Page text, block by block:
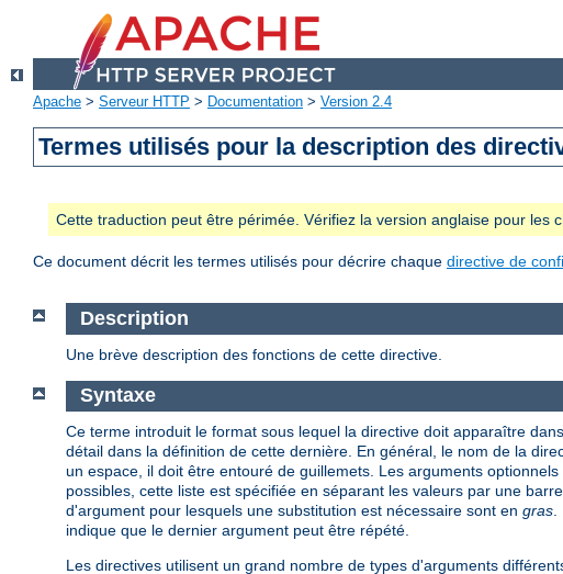
Apache > Serveur HTTP > Documentation > Version 2.4
Termes utilisés pour la description des
Cette traduction peut être périmée. Vérifiez la version anglaise pour les
Ce document décrit les termes utilisés pour décrire chaque directive de
Description
Une brève description des fonctions de cette directive.
Syntaxe
Ce terme introduit le format sous lequel la directive doit apparaître
détail dans la définition de cette dernière. En général, le nom de la
un espace, il doit être entouré de guillemets. Les arguments
possibles, cette liste est spécifiée en séparant les valeurs par une
d'argument pour lesquels une substitution est nécessaire sont en gras
indique que le dernier argument peut être répété.
Les directives utilisent un grand nombre de types d'arguments